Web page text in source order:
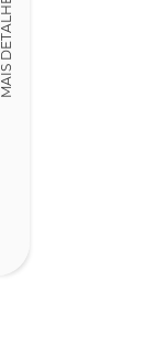
MAIS DETALHES